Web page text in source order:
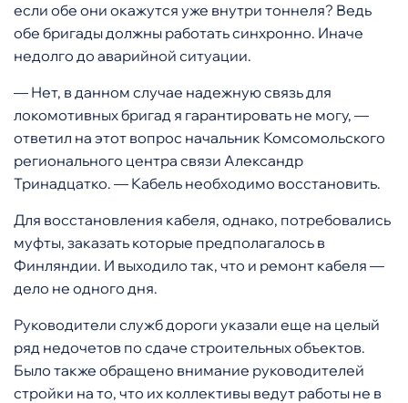
если обе они окажутся уже внутри тоннеля? Ведь
обе бригады должны работать синхронно. Иначе
недолго до аварийной ситуации.
— Нет, в данном случае надежную связь для
локомотивных бригад я гарантировать не могу, —
ответил на этот вопрос начальник Комсомольского
регионального центра связи Александр
Тринадцатко. — Кабель необходимо восстановить.
Для восстановления кабеля, однако, потребовались
муфты, заказать которые предполагалось в
Финляндии. И выходило так, что и ремонт кабеля —
дело не одного дня.
Руководители служб дороги указали еще на целый
ряд недочетов по сдаче строительных объектов.
Было также обращено внимание руководителей
стройки на то, что их коллективы ведут работы не в